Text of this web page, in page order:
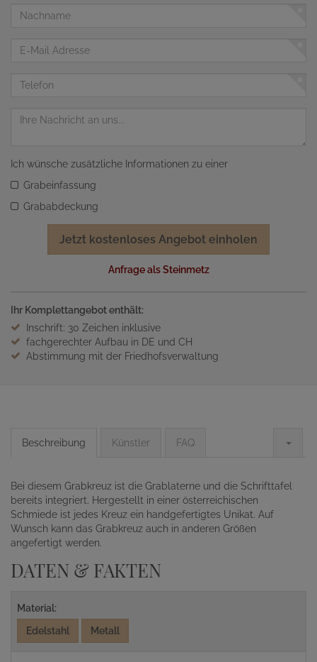
Nachname
Telefon
Nachricht
Ich wünsche zusätzliche Informationen zu einer
Grabeinfassung
Grababdeckung
Jetzt kostenloses Angebot einholen
Anfrage als Steinmetz
Ihr Komplettangebot enthält:
Inschrift: 30 Zeichen inklusive
fachgerechter Aufbau in DE und CH
Abstimmung mit der Friedhofsverwaltung
Beschreibung Künstler FAQ
Bei diesem Grabkreuz ist die Grablaterne und die Schrifttafel
bereits integriert. Hergestellt in einer österreichischen
Schmiede ist jedes Kreuz ein handgefertigtes Unikat. Auf
Wunsch kann das Grabkreuz auch in anderen Größen
angefertigt werden.
DATEN & FAKTEN
Material:
Edelstahl
Metall